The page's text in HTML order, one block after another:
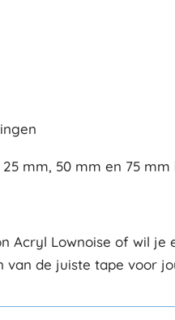
mm, 50 mm en 75 mm
Acryl Lownoise of wil
de juiste tape voor